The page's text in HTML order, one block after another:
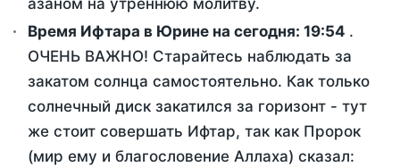
азаном на утреннюю молитву.
Время Ифтара в Юрине на сегодня: 19:54 .
ОЧЕНЬ ВАЖНО! Старайтесь наблюдать за
закатом солнца самостоятельно. Как только
солнечный диск закатился за горизонт - тут
же стоит совершать Ифтар, так как Пророк
(мир ему и благословение Аллаха) сказал: